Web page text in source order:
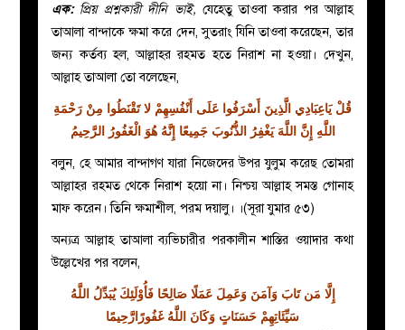
করুন
এক: প্রিয় প্রশ্নকারী দীনি ভাই, যেহেতু তাওবা করার পর আল্লাহ
তাআলা বান্দাকে ক্ষমা করে দেন, সুতরাং যিনি তাওবা করেছেন, তার
জন্য কর্তব্য হল, আল্লাহর রহমত হতে নিরাশ না হওয়া। দেখুন,
আল্লাহ তাআলা তো বলেছেন,
قُلْ يَاعِبَادِي الَّذِينَ أَسْرَفُوا عَلَى أَنْفُسِهِمْ لا تَقْنَطُوا مِنْ رَحْمَةِ
اللَّهِ إِنَّ اللَّهَ يَغْفِرُ الذُّنُوبَ جَمِيعًا إِنَّهُ هُوَ الْغَفُورُ الرَّحِيمُ
বলুন, হে আমার বান্দাগণ যারা নিজেদের উপর যুলুম করেছ তোমরা
আল্লাহর রহমত থেকে নিরাশ হয়ো না। নিশ্চয় আল্লাহ সমস্ত গোনাহ
মাফ করেন। তিনি ক্ষমাশীল, পরম দয়ালু। ।(সূরা যুমার ৫৩)
অন্যত্র আল্লাহ তাআলা ব্যভিচারীর পরকালীন শাস্তির ওয়াদার কথা
উল্লেখের পর বলেন,
إِلَّا مَن تَابَ وَآمَنَ وَعَمِلَ عَمَلًا صَالِحًا فَأُوْلَئِكَ يُبَدِّلُ اللَّهُ
سَيِّئَاتِهِمْ حَسَنَاتٍ وَكَانَ اللَّهُ غَفُورًارَّحِيمًا